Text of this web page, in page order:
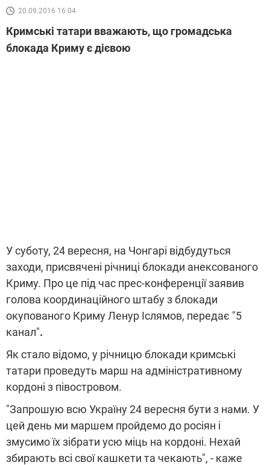
20.09.2016 16:04
Кримські татари вважають, що громадська
блокада Криму є дієвою
У суботу, 24 вересня, на Чонгарі відбудуться
заходи, присвячені річниці блокади анексованого
Криму. Про це під час прес-конференції заявив
голова координаційного штабу з блокади
окупованого Криму Ленур Іслямов, передає "5
канал".
Як стало відомо, у річницю блокади кримські
татари проведуть марш на адміністративному
кордоні з півостровом.
"Запрошую всю Україну 24 вересня бути з нами. У
цей день ми маршем пройдемо до росіян і
змусимо їх зібрати усю міць на кордоні. Нехай
збирають всі свої кашкети та чекають", - каже